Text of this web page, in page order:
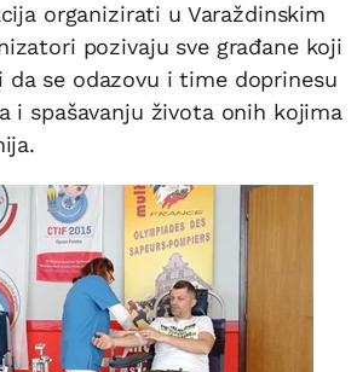
organizirati u Varaždinskim
pozivaju sve građane koji
da se odazovu i time doprinesu
i spašavanju života onih kojima